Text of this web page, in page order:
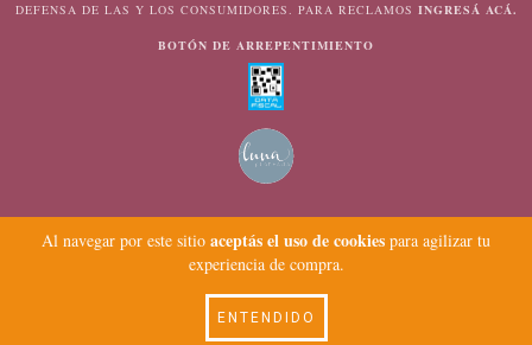
Al navegar por este sitio aceptás el uso de cookies para agilizar tu
experiencia de compra.
ENTENDIDO
DEFENSA DE LAS Y LOS CONSUMIDORES. PARA RECLAMOS INGRESÁ ACÁ.
BOTÓN DE ARREPENTIMIENTO